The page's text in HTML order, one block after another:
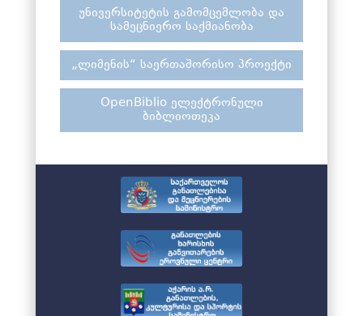
უნივერსიტეტის გამომცემლობა და
სამეცნიერო საქმიანობა
„ლიმენის“ საერთაშორისო პროექტი
OpenBiblio ელექტრონული
ბიბლიოთეკა